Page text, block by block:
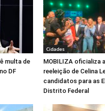
multa de
DF
Cidades
MOBILIZA oficializa
reeleição de Celina
candidatos para as
Distrito Federal